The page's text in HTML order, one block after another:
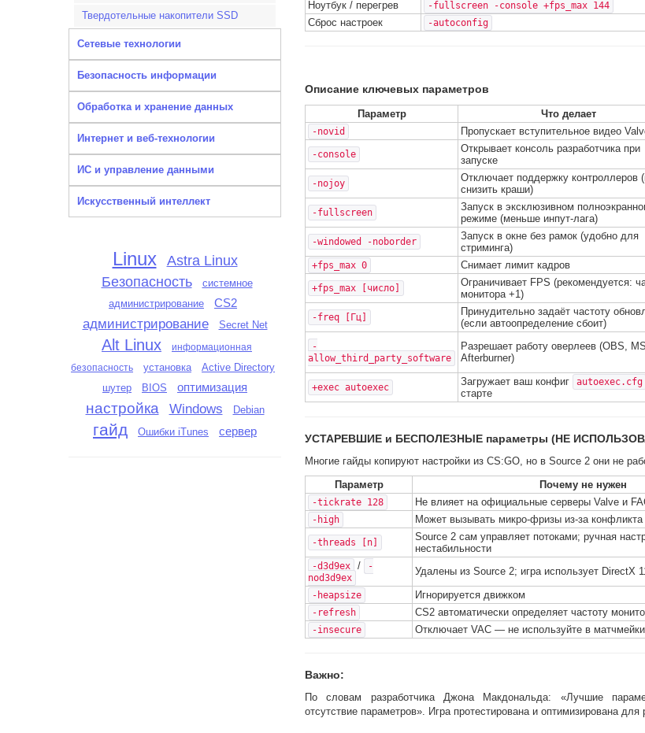
Твердотельные накопители SSD
Сетевые технологии
Безопасность информации
Обработка и хранение данных
Интернет и веб-технологии
ИС и управление данными
Искусственный интеллект
Linux
Astra Linux
Безопасность
системное
администрирование
CS2
администрирование Secret Net
Alt Linux
информационная
безопасность
установка
Active Directory
шутер
BIOS оптимизация
настройка Windows Debian
гайд Ошибки iTunes сервер
Ноутбук / перегрев -fullscreen -console +fps_max 144
Сброс настроек -autoconfig
Описание ключевых параметров
Параметр Что делает
-novid Пропускает вступительное видео
-console
Открывает консоль разработчика при
запуске
-nojoy
Отключает поддержку контроллеров
снизить краши)
-fullscreen
Запуск в эксклюзивном
режиме (меньше инпут-лага)
-windowed -noborder
Запуск в окне без рамок (удобно для
стриминга)
+fps_max 0 Снимает лимит кадров
+fps_max [число]
Ограничивает FPS (рекомендуется:
монитора +1)
-freq [Гц]
Принудительно задаёт частоту
(если автоопределение сбоит)
-
allow_third_party_software
Разрешает работу оверлеев (OBS, MSI
Afterburner)
+exec autoexec Загружает ваш конфиг autoexec.cfg
старте
УСТАРЕВШИЕ и БЕСПОЛЕЗНЫЕ параметры (НЕ
Многие гайды копируют настройки из CS:GO, но в Source 2 они не
Параметр
Почему не нужен
-tickrate 128 Не влияет на официальные серверы Valve и
-high Может вызывать микро-фризы из-за
-threads [n]
Source 2 сам управляет потоками; ручная
нестабильности
-d3d9ex /
-
nod3d9ex
Удалены из Source 2; игра использует DirectX
-heapsize Игнорируется движком
-refresh CS2 автоматически определяет частоту
-insecure Отключает VAC — не используйте в
Важно:
По словам разработчика Джона Макдональда: «Лучшие
отсутствие параметров». Игра протестирована и оптимизирована для